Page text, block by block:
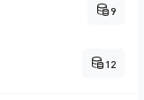
9
12